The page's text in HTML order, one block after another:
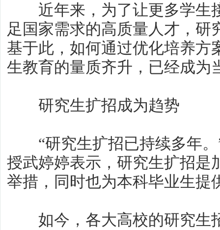
近年来，为了让更多学生
足国家需求的高质量人才，研
基于此，如何通过优化培养方
生教育的量质齐升，已经成为
研究生扩招成为趋势
“研究生扩招已持续多年。
授武婷婷表示，研究生扩招是
举措，同时也为本科毕业生提
如今，各大高校的研究生